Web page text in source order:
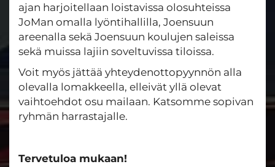
ajan harjoitellaan loistavissa olosuhteissa
JoMan omalla lyöntihallilla, Joensuun
areenalla sekä Joensuun koulujen saleissa
sekä muissa lajiin soveltuvissa tiloissa.
Voit myös jättää yhteydenottopyynnön alla
olevalla lomakkeella, elleivät yllä olevat
vaihtoehdot osu mailaan. Katsomme sopivan
ryhmän harrastajalle.
Tervetuloa mukaan!